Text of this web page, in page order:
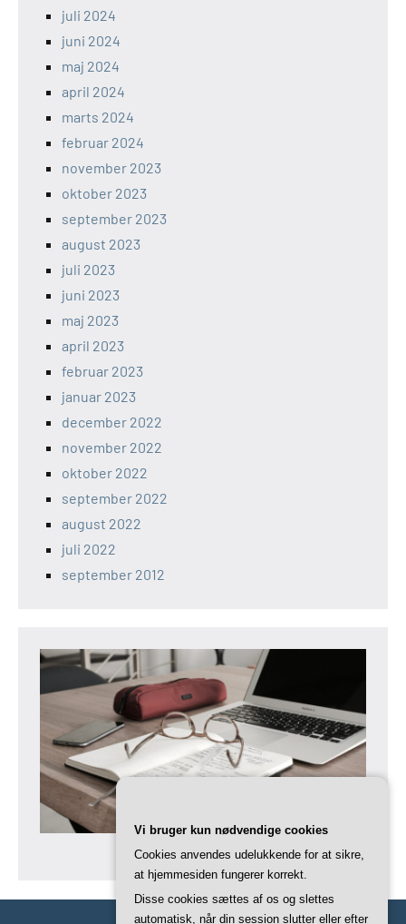
juli 2024
juni 2024
maj 2024
april 2024
marts 2024
februar 2024
november 2023
oktober 2023
september 2023
august 2023
juli 2023
juni 2023
maj 2023
april 2023
februar 2023
januar 2023
december 2022
november 2022
oktober 2022
september 2022
august 2022
juli 2022
september 2012
Vi bruger kun nødvendige cookies
Cookies anvendes udelukkende for at sikre,
at hjemmesiden fungerer korrekt.
Disse cookies sættes af os og slettes
automatisk, når din session slutter eller efter